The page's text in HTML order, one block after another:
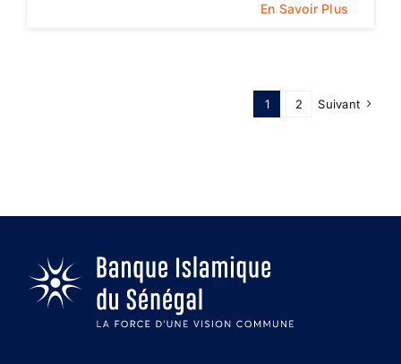
En Savoir Plus
1 2 Suivant